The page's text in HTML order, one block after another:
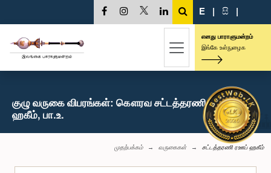
E | සි |
எனது பாராளுமன்றம்
இங்கே உள்நுழைக
குழு வருகை விபரங்கள்: கௌரவ சட்டத்தரணி ரஊப்
ஹகீம், பா.உ.
முதற்பக்கம் வருகைகள் சட்டத்தரணி ரஊப் ஹகீம்